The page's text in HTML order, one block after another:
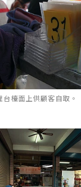
檯面上供顧客自取。